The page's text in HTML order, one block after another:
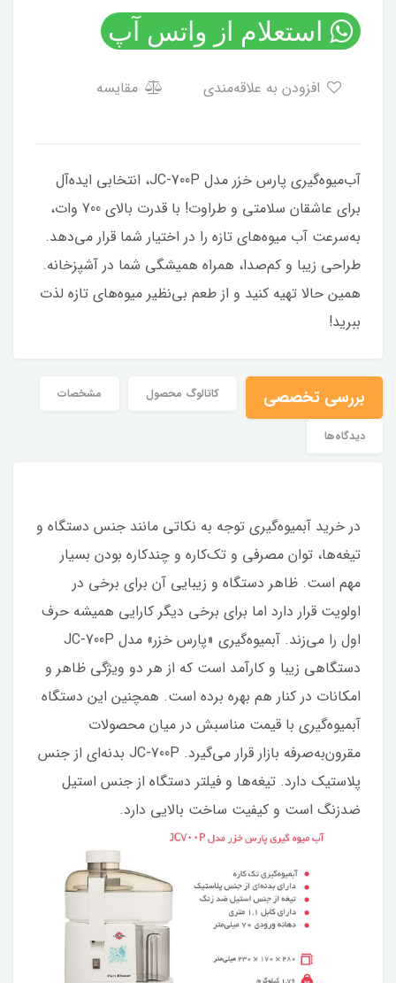
استعلام از واتس آپ
مقایسه
آب‌میوه‌گیری پارس خزر مدل JC-700P، انتخابی ایده‌آل
برای عاشقان سلامتی و طراوت! با قدرت بالای 700 وات،
به‌سرعت آب میوه‌های تازه را در اختیار شما قرار می‌دهد.
طراحی زیبا و کم‌صدا، همراه همیشگی شما در آشپزخانه.
همین حالا تهیه کنید و از طعم بی‌نظیر میوه‌های تازه لذت
ببرید!
بررسی تخصصی کاتالوگ محصول مشخصات
دیدگاه‌ها
در خرید آبمیوه‌گیری توجه به نکاتی مانند جنس دستگاه و
تیغه‌ها، توان مصرفی و تک‌کاره و چندکاره بودن بسیار
مهم است. ظاهر دستگاه و زیبایی آن برای برخی در
اولویت قرار دارد اما برای برخی دیگر کارایی همیشه حرف
اول را می‌زند. آبمیوه‌گیری «پارس خزر» مدل JC-700P
دستگاهی زیبا و کارآمد است که از هر دو ویژگی ظاهر و
امکانات در کنار هم بهره برده است. همچنین این دستگاه
آبمیوه‌گیری با قیمت مناسبش در میان محصولات
مقرون‌به‌صرفه بازار قرار می‌گیرد. JC-700P بدنه‌ای از جنس
پلاستیک دارد. تیغه‌ها و فیلتر دستگاه از جنس استیل
ضدزنگ است و کیفیت ساخت بالایی دارد.